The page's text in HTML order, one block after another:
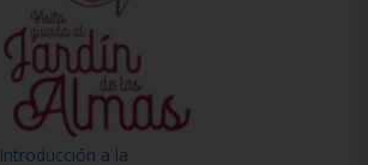
Introducción a la